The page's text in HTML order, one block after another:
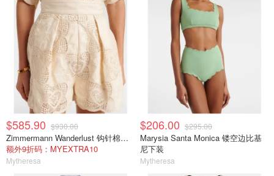
$585.90 $930.00
Zimmermann Wanderlust 钩针棉混纺短裤 白色
额外9折码：MYEXTRA10
Mytheresa
$206.00 $295.00
Marysia Santa Monica 镂空边比基
尼下装
Mytheresa